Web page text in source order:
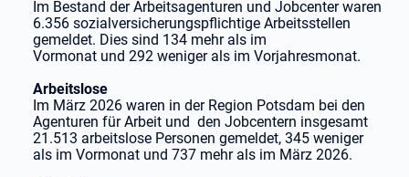
Im Bestand der Arbeitsagenturen und Jobcenter waren
6.356 sozialversicherungspflichtige Arbeitsstellen
gemeldet. Dies sind 134 mehr als im
Vormonat und 292 weniger als im Vorjahresmonat.
Arbeitslose
Im März 2026 waren in der Region Potsdam bei den
Agenturen für Arbeit und den Jobcentern insgesamt
21.513 arbeitslose Personen gemeldet, 345 weniger
als im Vormonat und 737 mehr als im März 2026.